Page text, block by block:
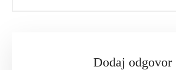
Dodaj odgovor